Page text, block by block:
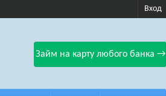
Вход
Займ на карту любого банка →